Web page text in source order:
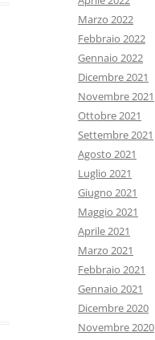
Marzo 2022
Febbraio 2022
Gennaio 2022
Dicembre 2021
Novembre 2021
Ottobre 2021
Settembre 2021
Agosto 2021
Luglio 2021
Giugno 2021
Maggio 2021
Aprile 2021
Marzo 2021
Febbraio 2021
Gennaio 2021
Dicembre 2020
Novembre 2020